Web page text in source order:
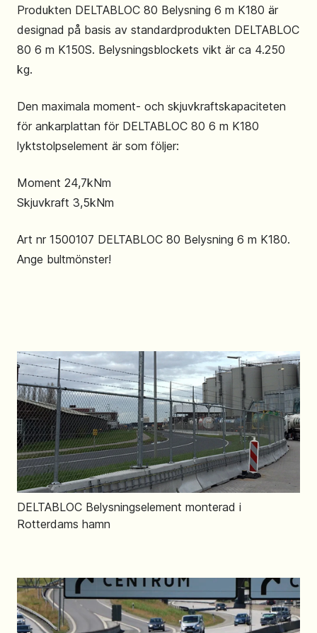
Produkten DELTABLOC 80 Belysning 6 m K180 är
designad på basis av standardprodukten DELTABLOC
80 6 m K150S. Belysningsblockets vikt är ca 4.250
kg.
Den maximala moment- och skjuvkraftskapaciteten
för ankarplattan för DELTABLOC 80 6 m K180
lyktstolpselement är som följer:
Moment 24,7kNm
Skjuvkraft 3,5kNm
Art nr 1500107 DELTABLOC 80 Belysning 6 m K180.
Ange bultmönster!
DELTABLOC Belysningselement monterad i
Rotterdams hamn